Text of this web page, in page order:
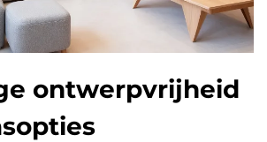
ontwerpvrijheid